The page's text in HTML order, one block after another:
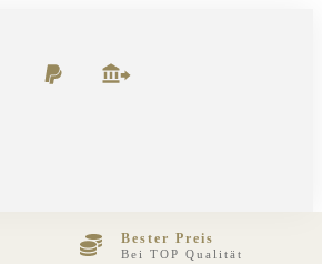
Bester Preis
Bei TOP Qualität